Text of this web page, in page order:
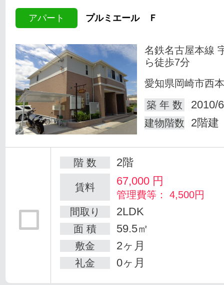
アパート プルミエール Ｆ
名鉄名古屋本線
ら徒歩7分
愛知県岡崎市西
築 年 数
2010/
建物階数 2階建
階 数 2階
賃料 67,000 円
管理費等： 4,500円
間取り
2LDK
面 積 59.5㎡
敷金 2ヶ月
礼金 0ヶ月